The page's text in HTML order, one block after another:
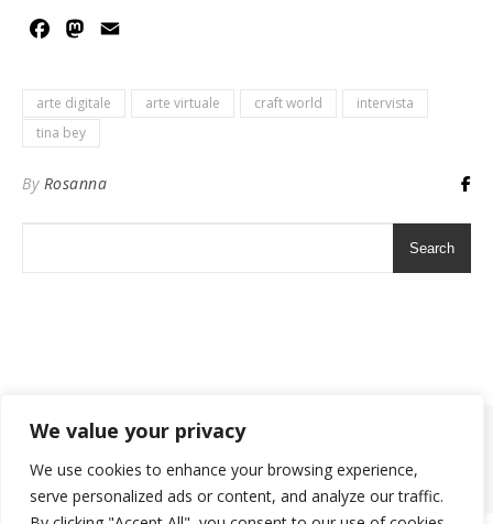
We value your privacy
We use cookies to enhance your browsing experience,
serve personalized ads or content, and analyze our traffic.
FacebookMastodon
arte digitale arte virtuale craft world
intervista
tina bey
By Rosanna
Search
2026 ©
Ashe Theme by WP Royal.